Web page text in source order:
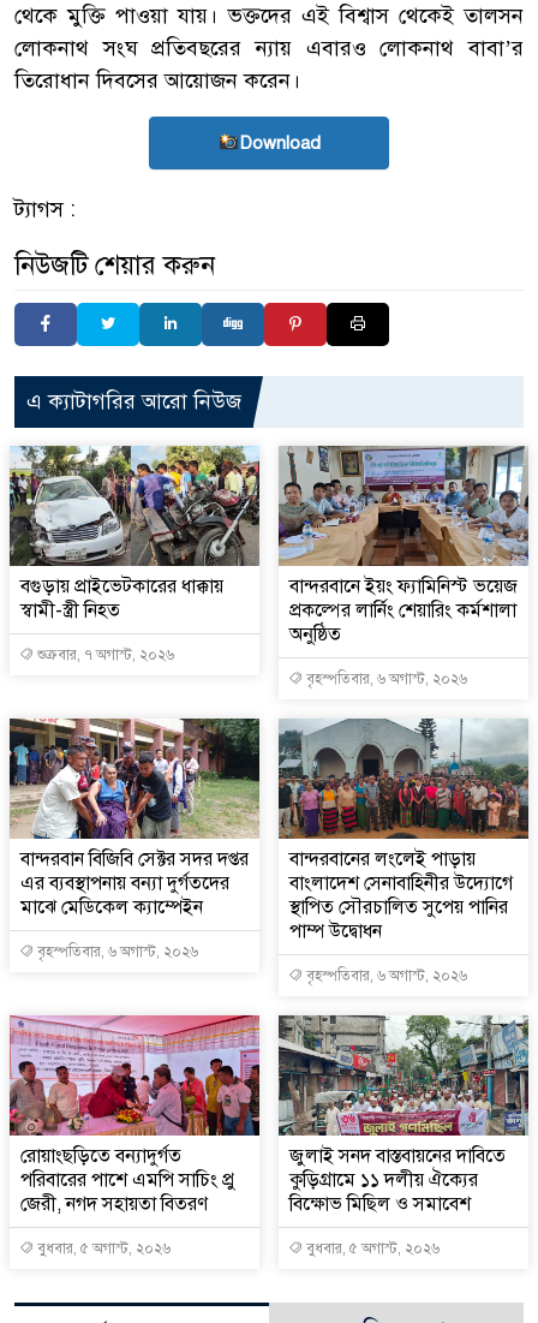
থেকে মুক্তি পাওয়া যায়। ভক্তদের এই বিশ্বাস থেকেই তালসন
লোকনাথ সংঘ প্রতিবছরের ন্যায় এবারও লোকনাথ বাবা’র
তিরোধান দিবসের আয়োজন করেন।
Download
ট্যাগস :
নিউজটি শেয়ার করুন
এ ক্যাটাগরির আরো নিউজ
বগুড়ায় প্রাইভেটকারের ধাক্কায়
স্বামী-স্ত্রী নিহত
শুক্রবার, ৭ অগাস্ট, ২০২৬
বান্দরবানে ইয়ং ফ্যামিনিস্ট ভয়েজ
প্রকল্পের লার্নিং শেয়ারিং কর্মশালা
অনুষ্ঠিত
বৃহস্পতিবার, ৬ অগাস্ট, ২০২৬
বান্দরবান বিজিবি সেক্টর সদর দপ্তর
এর ব্যবস্থাপনায় বন্যা দুর্গতদের
মাঝে মেডিকেল ক্যাম্পেইন
বৃহস্পতিবার, ৬ অগাস্ট, ২০২৬
বান্দরবানের লংলেই পাড়ায়
বাংলাদেশ সেনাবাহিনীর উদ্যোগে
স্থাপিত সৌরচালিত সুপেয় পানির
পাম্প উদ্বোধন
বৃহস্পতিবার, ৬ অগাস্ট, ২০২৬
রোয়াংছড়িতে বন্যাদুর্গত
পরিবারের পাশে এমপি সাচিং প্রু
জেরী, নগদ সহায়তা বিতরণ
বুধবার, ৫ অগাস্ট, ২০২৬
জুলাই সনদ বাস্তবায়নের দাবিতে
কুড়িগ্রামে ১১ দলীয় ঐক্যের
বিক্ষোভ মিছিল ও সমাবেশ
বুধবার, ৫ অগাস্ট, ২০২৬